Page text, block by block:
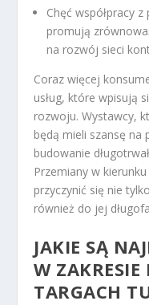
Chęć współpracy
promują
na rozwój sieci
Coraz więcej
usług, które wpisują
rozwoju. Wystawcy,
będą mieli szansę na
budowanie
Przemiany w
przyczynić się nie
również do jej
JAKIE SĄ
W
TARGACH